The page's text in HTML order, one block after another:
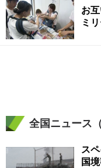
お
ミ
全国ニュース
ス
国